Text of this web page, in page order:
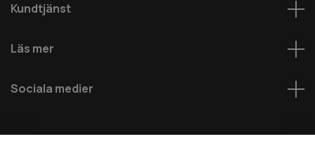
Kundtjänst
Läs mer
Sociala medier